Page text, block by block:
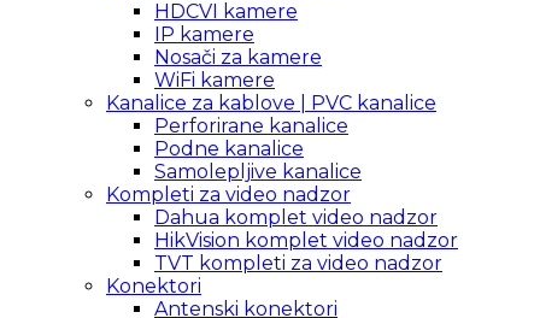
HDCVI kamere
IP kamere
Nosači za kamere
WiFi kamere
Kanalice za kablove | PVC kanalice
Perforirane kanalice
Podne kanalice
Samolepljive kanalice
Kompleti za video nadzor
Dahua komplet video nadzor
HikVision komplet video nadzor
TVT kompleti za video nadzor
Konektori
Antenski konektori